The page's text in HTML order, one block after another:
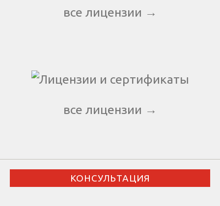
все лицензии →
все лицензии →
КОНСУЛЬТАЦИЯ